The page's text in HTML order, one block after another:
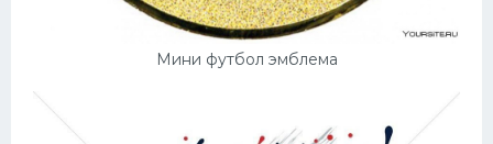
Мини футбол эмблема